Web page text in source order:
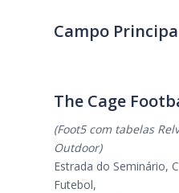
Campo
The Cage
(Foot5 com tabelas
Outdoor)
Estrada do Seminário,
Futebol,